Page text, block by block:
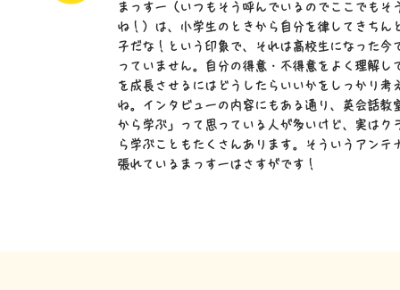
まっすー（いつもそう呼んでいるのでここでもそ
ね！）は、小学生のときから自分を律してきちん
子だな！という印象で、それは高校生になった今
っていません。自分の得意・不得意をよく理解し
を成長させるにはどうしたらいいかをしっかり考
ね。インタビューの内容にもある通り、英会話教
から学ぶ」って思っている人が多いけど、実はク
ら学ぶこともたくさんあります。そういうアンテ
張れているまっすーはさすがです！